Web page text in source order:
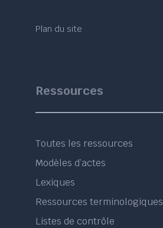
Plan du site
Ressources
Toutes les ressources
Modèles d’actes
Lexiques
Ressources terminologiques
Listes de contrôle